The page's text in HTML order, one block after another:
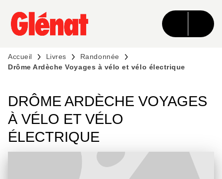
MENU RECHERCHE CONTENU
PIED DE PAGE
Accueil Livres
Randonnée
Drôme Ardèche Voyages à vélo et vélo électrique
DRÔME ARDÈCHE VOYAGES
À VÉLO ET VÉLO
ÉLECTRIQUE